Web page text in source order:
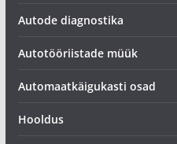
Autode diagnostika
Autotööriistade müük
Automaatkäigukasti osad
Hooldus